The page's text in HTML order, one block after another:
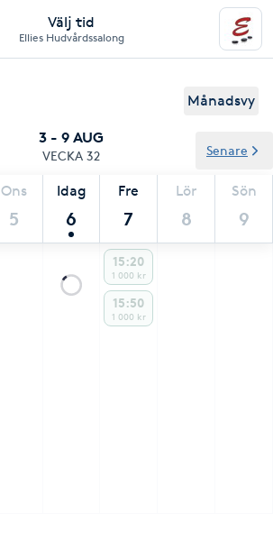
Välj tid
Ellies Hudvårdssalong
Månadsvy
3 - 9 AUG
VECKA 32
Ons
5
Idag
6
Fre
7
Lör
8
Sön
9
Senare
15:20
1 000 kr
15:50
1 000 kr